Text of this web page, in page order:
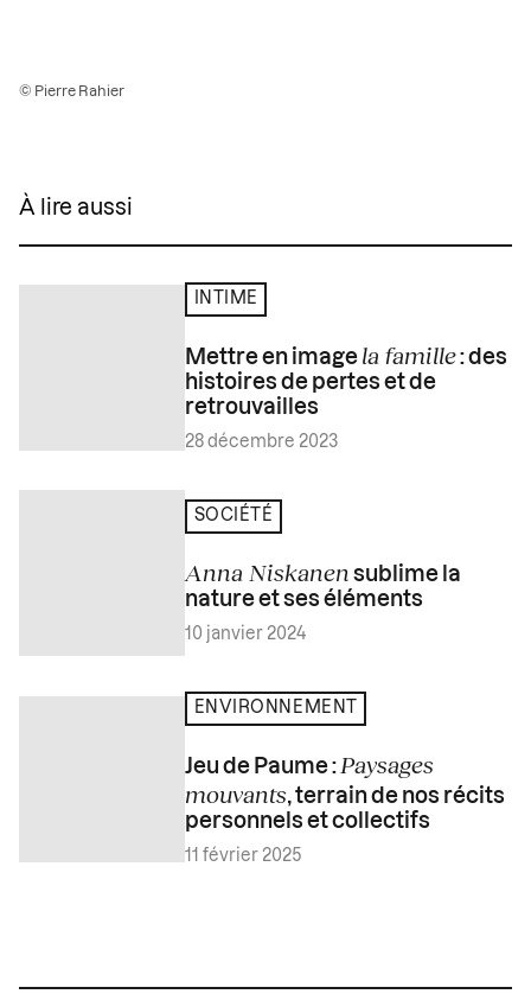
© Pierre Rahier
À lire aussi
INTIME
Mettre en image la famille: des
histoires de pertes et de
retrouvailles
28 décembre 2023
SOCIÉTÉ
Anna Niskanen sublime la
nature et ses éléments
10 janvier 2024
ENVIRONNEMENT
Jeu de Paume : Paysages
mouvants, terrain de nos récits
personnels et collectifs
11 février 2025